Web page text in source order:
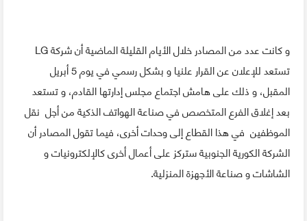
و كانت عدد من المصادر خلال الأيام القليلة الماضية أن شركة LG
تستعد للإعلان عن القرار علنيا و بشكل رسمي في يوم 5 أبريل
المقبل، و ذلك على هامش اجتماع مجلس إدارتها القادم، و تستعد
بعد إغلاق الفرع المتخصص في صناعة الهواتف الذكية من أجل نقل
الموظفين في هذا القطاع إلى وحدات أخرى، فيما تقول المصادر أن
الشركة الكورية الجنوبية ستركز على أعمال أخرى كالإلكترونيات و
الشاشات و صناعة الأجهزة المنزلية.